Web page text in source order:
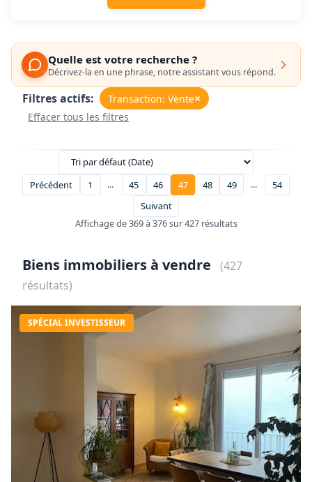
Quelle est votre recherche ?
Décrivez-la en une phrase, notre assistant vous répond.
Filtres actifs: Transaction: Vente×
Effacer tous les filtres
Précédent 1 ... 45 46 47 48 49 ...
54
Suivant
Affichage de 369 à 376 sur 427 résultats
Biens immobiliers à vendre
(427
résultats)
SPÉCIAL INVESTISSEUR